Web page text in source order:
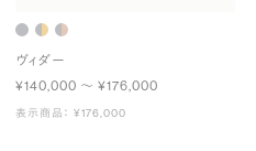
ヴィダー
¥140,000 〜 ¥176,000
表示商品： ¥176,000